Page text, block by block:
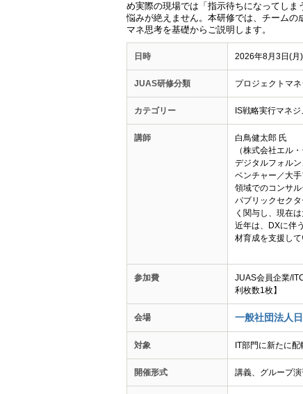
め実際の現場では「指示待ちになってし
悩みが絶えません。本研修では、チーム
マネ思考を基礎からご説明します。
日時 2026年8月3日(月
JUAS研修分類 プロジェクトマ
カテゴリー IS戦略実行マネ
講師
白鳥健太郎 氏
（株式会社エル
デジタルフォル
ベンチャー／大
領域でのコンサル
パブリックセク
く関与し、現在
近年は、DXに伴
材育成を支援して
参加費
JUAS会員企業/
利枚数1枚】
会場 一般社団法人
対象 IT部門に新たに
開催形式 講義、グループ演